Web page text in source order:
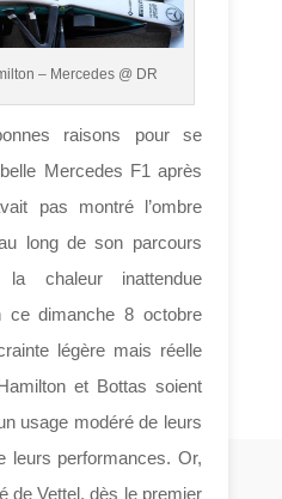
– Mercedes @ DR
raisons pour se
Mercedes F1 après
pas montré l’ombre
long de son parcours
la chaleur inattendue
ce dimanche 8 octobre
légère mais réelle
et Bottas soient
usage modéré de leurs
leurs performances. Or,
de Vettel, dès le premier